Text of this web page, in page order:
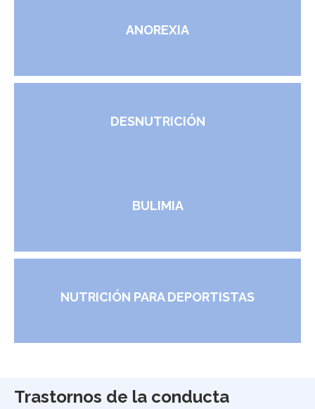
ANOREXIA
DESNUTRICIÓN
BULIMIA
NUTRICIÓN PARA DEPORTISTAS
Trastornos de la conducta